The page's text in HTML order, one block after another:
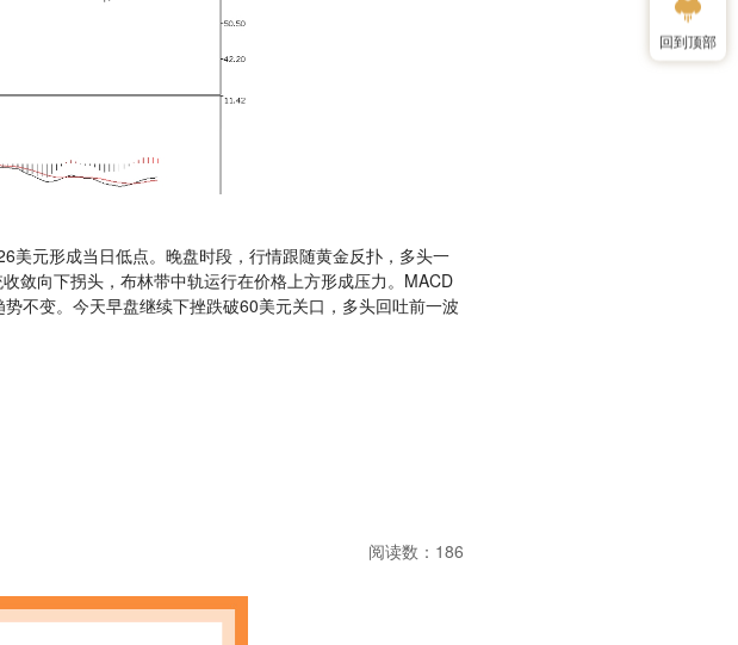
回到顶部
美元形成当日低点。晚盘时段，行情跟随黄金反扑，多头一
敛向下拐头，布林带中轨运行在价格上方形成压力。MACD
不变。今天早盘继续下挫跌破60美元关口，多头回吐前一波
阅读数：186